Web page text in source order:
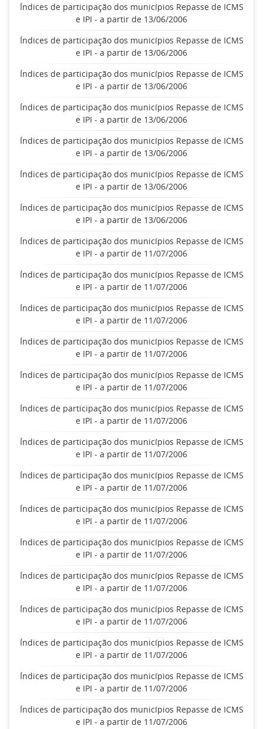
Índices de participação dos municípios Repasse de ICMS
e IPI - a partir de 13/06/2006
Índices de participação dos municípios Repasse de ICMS
e IPI - a partir de 13/06/2006
Índices de participação dos municípios Repasse de ICMS
e IPI - a partir de 13/06/2006
Índices de participação dos municípios Repasse de ICMS
e IPI - a partir de 13/06/2006
Índices de participação dos municípios Repasse de ICMS
e IPI - a partir de 13/06/2006
Índices de participação dos municípios Repasse de ICMS
e IPI - a partir de 13/06/2006
Índices de participação dos municípios Repasse de ICMS
e IPI - a partir de 13/06/2006
Índices de participação dos municípios Repasse de ICMS
e IPI - a partir de 11/07/2006
Índices de participação dos municípios Repasse de ICMS
e IPI - a partir de 11/07/2006
Índices de participação dos municípios Repasse de ICMS
e IPI - a partir de 11/07/2006
Índices de participação dos municípios Repasse de ICMS
e IPI - a partir de 11/07/2006
Índices de participação dos municípios Repasse de ICMS
e IPI - a partir de 11/07/2006
Índices de participação dos municípios Repasse de ICMS
e IPI - a partir de 11/07/2006
Índices de participação dos municípios Repasse de ICMS
e IPI - a partir de 11/07/2006
Índices de participação dos municípios Repasse de ICMS
e IPI - a partir de 11/07/2006
Índices de participação dos municípios Repasse de ICMS
e IPI - a partir de 11/07/2006
Índices de participação dos municípios Repasse de ICMS
e IPI - a partir de 11/07/2006
Índices de participação dos municípios Repasse de ICMS
e IPI - a partir de 11/07/2006
Índices de participação dos municípios Repasse de ICMS
e IPI - a partir de 11/07/2006
Índices de participação dos municípios Repasse de ICMS
e IPI - a partir de 11/07/2006
Índices de participação dos municípios Repasse de ICMS
e IPI - a partir de 11/07/2006
Índices de participação dos municípios Repasse de ICMS
e IPI - a partir de 11/07/2006